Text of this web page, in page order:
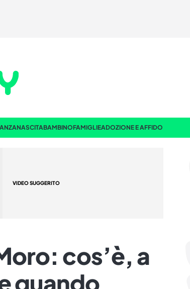
NASCITABAMBINOFAMIGLIEADOZIONE E AFFIDO
VIDEO SUGGERITO
cos’è, a
quando